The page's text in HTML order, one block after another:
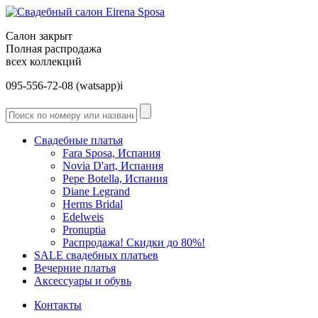
Салон закрыт
Полная распродажа
всех коллекций
095-556-72-08 (watsapp)і
Свадебные платья
Fara Sposa, Испания
Novia D'art, Испания
Pepe Botella, Испания
Diane Legrand
Herms Bridal
Edelweis
Pronuptia
Распродажа! Скидки до 80%!
SALE cвадебных платьев
Вечерние платья
Аксессуары и обувь
Контакты